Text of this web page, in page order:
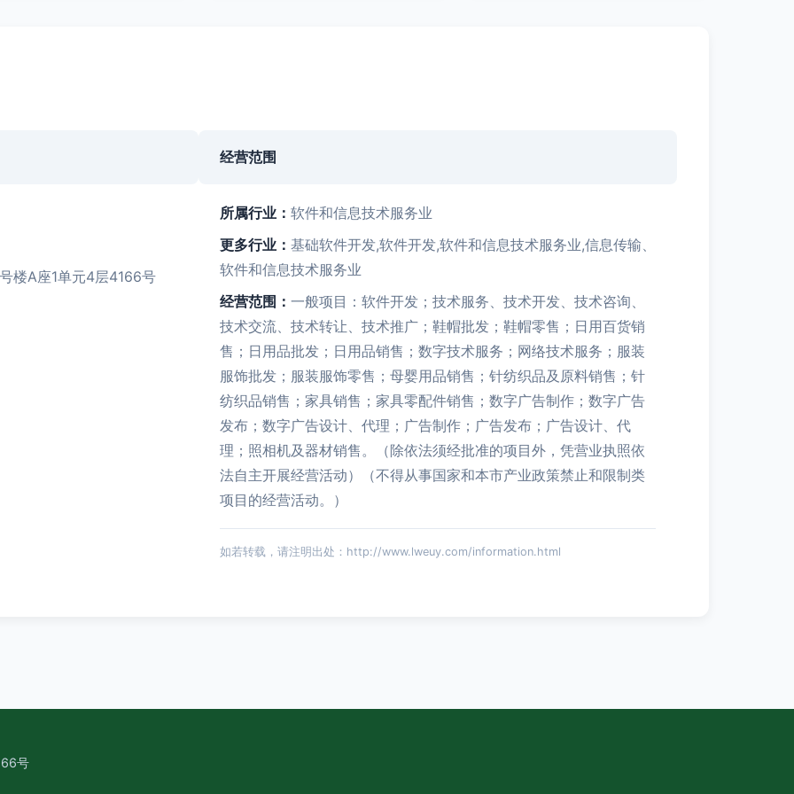
经营范围
楼A座1单元4层4166号
所属行业： 软件和信息技术服务业
更多行业： 基础软件开发,软件开发,软件和信息技术服务业,信息传输、
软件和信息技术服务业
经营范围： 一般项目：软件开发；技术服务、技术开发、技术咨询、
技术交流、技术转让、技术推广；鞋帽批发；鞋帽零售；日用百货销
售；日用品批发；日用品销售；数字技术服务；网络技术服务；服装
服饰批发；服装服饰零售；母婴用品销售；针纺织品及原料销售；针
纺织品销售；家具销售；家具零配件销售；数字广告制作；数字广告
发布；数字广告设计、代理；广告制作；广告发布；广告设计、代
理；照相机及器材销售。（除依法须经批准的项目外，凭营业执照依
法自主开展经营活动）（不得从事国家和本市产业政策禁止和限制类
项目的经营活动。）
如若转载，请注明出处：http://www.lweuy.com/information.html
号